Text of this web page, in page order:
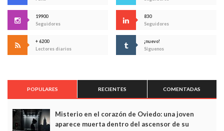
19900
Seguidores
830
Seguidores
+ 6200
Lectores diarios
¡nuevo!
Síguenos
POPULARES RECIENTES COMENTADAS
Misterio en el corazón de Oviedo: una joven
aparece muerta dentro del ascensor de su